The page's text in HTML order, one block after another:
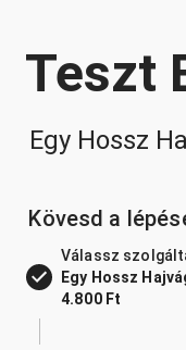
Teszt
Egy Hossz
Kövesd a
Válassz
Egy Hossz
4.800 Ft